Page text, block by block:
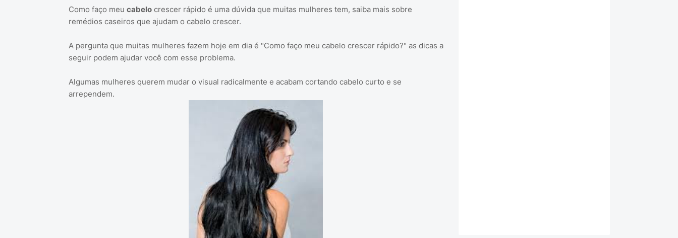
Como faço meu cabelocrescer rápido é uma dúvida que muitas mulheres tem, saiba mais sobre
remédios caseiros que ajudam o cabelo crescer.
A pergunta que muitas mulheres fazem hoje em dia é "Como faço meu cabelo crescer rápido?" as dicas a
seguir podem ajudar você com esse problema.
Algumas mulheres querem mudar o visual radicalmente e acabam cortando cabelo curto e se
arrependem.